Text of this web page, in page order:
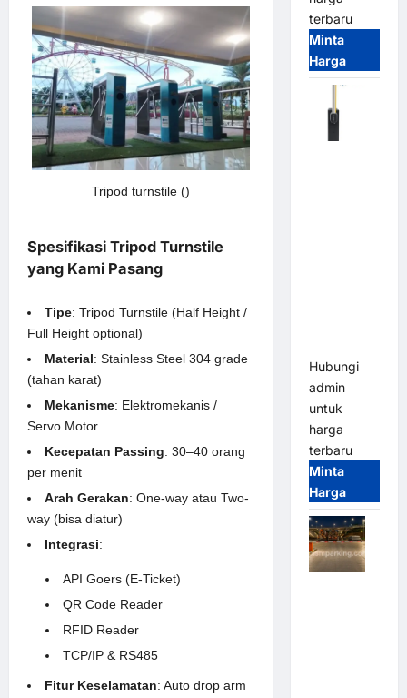
Tripod turnstile ()
Spesifikasi Tripod Turnstile
yang Kami Pasang
Tipe: Tripod Turnstile (Half Height /
Full Height optional)
Material: Stainless Steel 304 grade
(tahan karat)
Mekanisme: Elektromekanis /
Servo Motor
Kecepatan Passing: 30–40 orang
per menit
Arah Gerakan: One-way atau Two-
way (bisa diatur)
Integrasi:
API Goers (E-Ticket)
QR Code Reader
RFID Reader
TCP/IP & RS485
Fitur Keselamatan: Auto drop arm
terbaru
Minta
Harga
Hubungi
admin
untuk
harga
terbaru
Minta
Harga